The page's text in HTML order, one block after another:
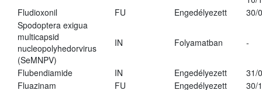
Fludioxonil
FU Engedélyezett
30/
Spodoptera exigua
multicapsid
nucleopolyhedorvirus
(SeMNPV)
IN Folyamatban -
Flubendiamide IN Engedélyezett
31/
Fluazinam
FU Engedélyezett
30/